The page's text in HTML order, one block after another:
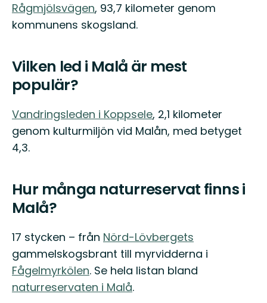
Rågmjölsvägen, 93,7 kilometer genom
kommunens skogsland.
Vilken led i Malå är mest
populär?
Vandringsleden i Koppsele, 2,1 kilometer
genom kulturmiljön vid Malån, med betyget
4,3.
Hur många naturreservat finns i
Malå?
17 stycken – från Nörd-Lövbergets
gammelskogsbrant till myrvidderna i
Fågelmyrkölen. Se hela listan bland
naturreservaten i Malå.